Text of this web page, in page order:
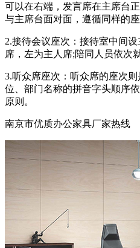
可以在右端，发言席在主席台
与主席台面对面，遵循同样的座
2.接待会议座次：接待室中间
席，左为主人席;陪同人员依
3.听众席座次：听众席的座次
位、部门名称的拼音字头顺序
原则。
南京市优质办公家具厂家热线